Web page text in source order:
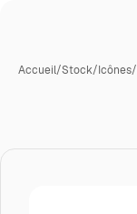
Accueil/Stock/Icônes/